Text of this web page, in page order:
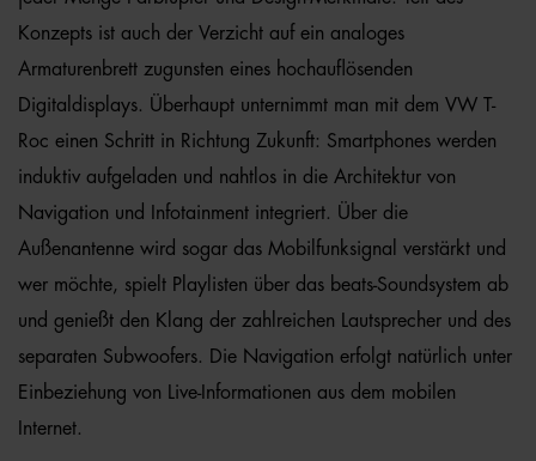
Konzepts ist auch der Verzicht auf ein analoges
Armaturenbrett zugunsten eines hochauflösenden
Digitaldisplays. Überhaupt unternimmt man mit dem VW T-
Roc einen Schritt in Richtung Zukunft: Smartphones werden
induktiv aufgeladen und nahtlos in die Architektur von
Navigation und Infotainment integriert. Über die
Außenantenne wird sogar das Mobilfunksignal verstärkt und
wer möchte, spielt Playlisten über das beats-Soundsystem ab
und genießt den Klang der zahlreichen Lautsprecher und des
separaten Subwoofers. Die Navigation erfolgt natürlich unter
Einbeziehung von Live-Informationen aus dem mobilen
Internet.